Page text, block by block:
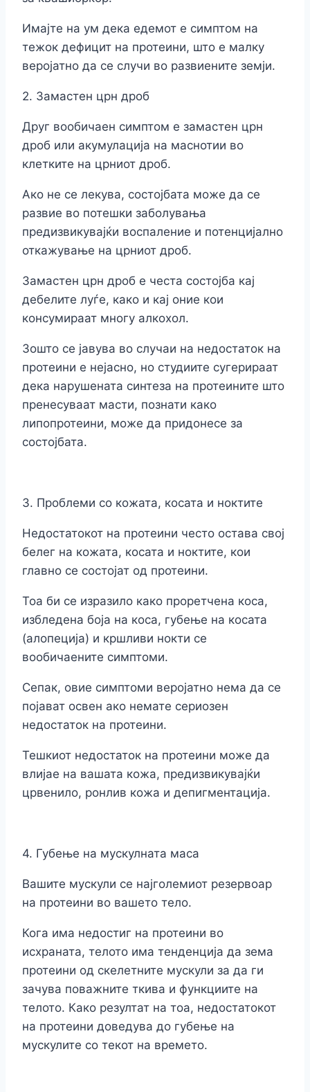
Имајте на ум дека едемот е симптом на
тежок дефицит на протеини, што е малку
веројатно да се случи во развиените земји.
2. Замастен црн дроб
Друг вообичаен симптом е замастен црн
дроб или акумулација на маснотии во
клетките на црниот дроб.
Ако не се лекува, состојбата може да се
развие во потешки заболувања
предизвикувајќи воспаление и потенцијално
откажување на црниот дроб.
Замастен црн дроб е честа состојба кај
дебелите луѓе, како и кај оние кои
консумираат многу алкохол.
Зошто се јавува во случаи на недостаток на
протеини е нејасно, но студиите сугерираат
дека нарушената синтеза на протеините што
пренесуваат масти, познати како
липопротеини, може да придонесе за
состојбата.
3. Проблеми со кожата, косата и ноктите
Недостатокот на протеини често остава свој
белег на кожата, косата и ноктите, кои
главно се состојат од протеини.
Тоа би се изразило како проретчена коса,
избледена боја на коса, губење на косата
(алопеција) и кршливи нокти се
вообичаените симптоми.
Сепак, овие симптоми веројатно нема да се
појават освен ако немате сериозен
недостаток на протеини.
Тешкиот недостаток на протеини може да
влијае на вашата кожа, предизвикувајќи
црвенило, ронлив кожа и депигментација.
4. Губење на мускулната маса
Вашите мускули се најголемиот резервоар
на протеини во вашето тело.
Кога има недостиг на протеини во
исхраната, телото има тенденција да зема
протеини од скелетните мускули за да ги
зачува поважните ткива и функциите на
телото. Како резултат на тоа, недостатокот
на протеини доведува до губење на
мускулите со текот на времето.